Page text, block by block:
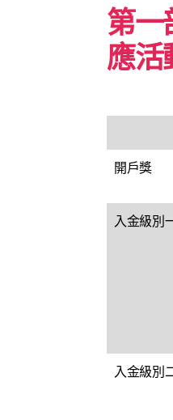
第一
應活
開戶獎
入金級別
入金級別